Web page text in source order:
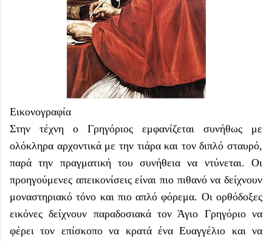
Εικονογραφία
Στην τέχνη ο Γρηγόριος εμφανίζεται συνήθως με
ολόκληρα αρχοντικά με την τιάρα και τον διπλό σταυρό,
παρά την πραγματική του συνήθεια να ντύνεται. Οι
προηγούμενες απεικονίσεις είναι πιο πιθανό να δείχνουν
μοναστηριακό τόνο και πιο απλό φόρεμα. Οι ορθόδοξες
εικόνες δείχνουν παραδοσιακά τον Άγιο Γρηγόριο να
φέρει τον επίσκοπο να κρατά ένα Ευαγγέλιο και να